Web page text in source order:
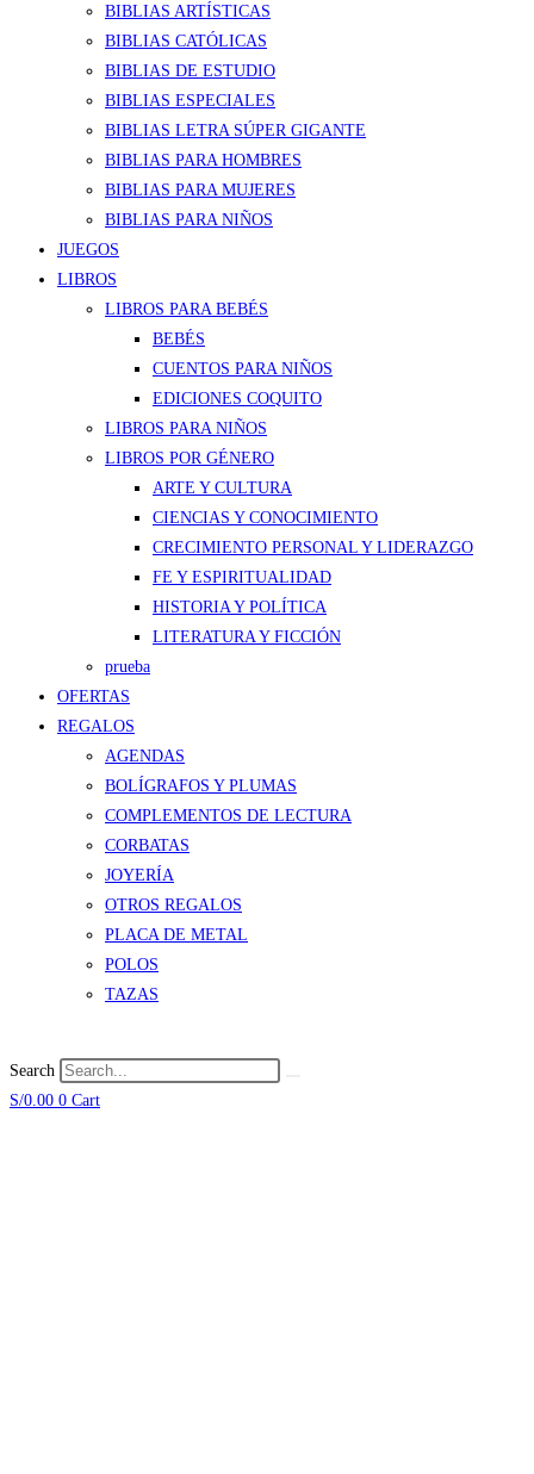
BIBLIAS ARTÍSTICAS
BIBLIAS CATÓLICAS
BIBLIAS DE ESTUDIO
BIBLIAS ESPECIALES
BIBLIAS LETRA SÚPER GIGANTE
BIBLIAS PARA HOMBRES
BIBLIAS PARA MUJERES
BIBLIAS PARA NIÑOS
JUEGOS
LIBROS
LIBROS PARA BEBÉS
BEBÉS
CUENTOS PARA NIÑOS
EDICIONES COQUITO
LIBROS PARA NIÑOS
LIBROS POR GÉNERO
ARTE Y CULTURA
CIENCIAS Y CONOCIMIENTO
CRECIMIENTO PERSONAL Y LIDERAZGO
FE Y ESPIRITUALIDAD
HISTORIA Y POLÍTICA
LITERATURA Y FICCIÓN
prueba
OFERTAS
REGALOS
AGENDAS
BOLÍGRAFOS Y PLUMAS
COMPLEMENTOS DE LECTURA
CORBATAS
JOYERÍA
OTROS REGALOS
PLACA DE METAL
POLOS
TAZAS
Search
S/0.00 0 Cart